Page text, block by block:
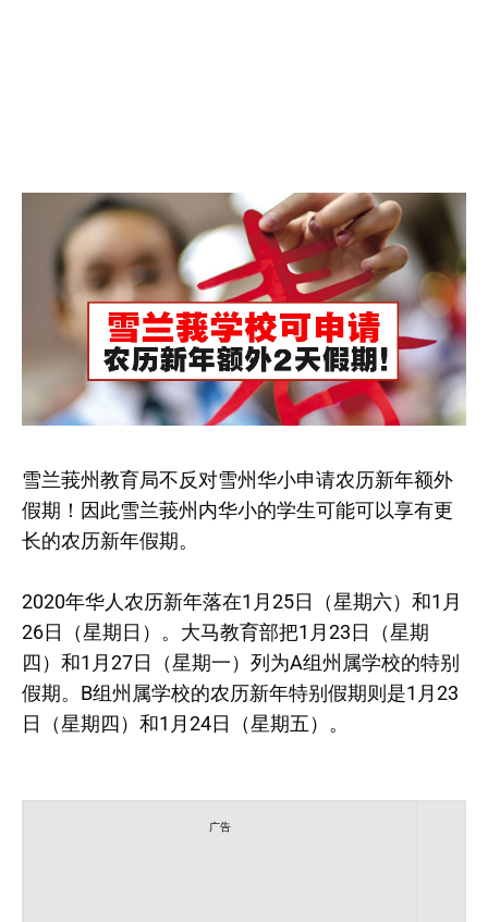
雪兰莪州教育局不反对雪州华小申请农历新年额外
假期！因此雪兰莪州内华小的学生可能可以享有更
长的农历新年假期。
2020年华人农历新年落在1月25日（星期六）和1月
26日（星期日）。大马教育部把1月23日（星期
四）和1月27日（星期一）列为A组州属学校的特别
假期。B组州属学校的农历新年特别假期则是1月23
日（星期四）和1月24日（星期五）。
广告